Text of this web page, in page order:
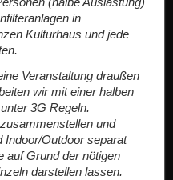
in
Kulturhaus und jede
Veranstaltung draußen
wir mit einer halben
3G Regeln.
und
Indoor/Outdoor separat
auf Grund der nötigen
darstellen lassen.